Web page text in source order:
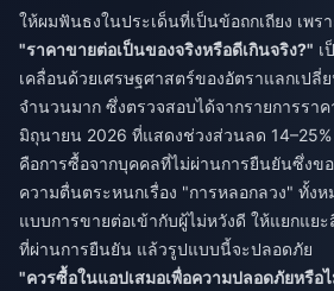
ให้ผมฟันธงในประเด็นที่เป็นข้อถกเถียง เพร
"ราคาขายต่อเป็นของจริงหรือดีเกินจริง?" เ
เคลื่อนด้วยเศรษฐศาสตร์ของอัตราแลกเป
จำนวนมาก ซึ่งตรวจสอบได้จากรายการรา
มิถุนายน 2026 ที่แสดงช่วงส่วนลด
คือการซื้อจากบุคคลที่ไม่ผ่านการยืนยันซึ่งข
ความตื่นตระหนกเรื่อง "การหลอกลวง" ทั้งห
แบบการขายต่อเข้ากับผู้ไม่หวังดี ให้แยกแย
ที่ผ่านการยืนยัน แล้วรูปแบบนี้จะปลอดภัย
"ควรซื้อในแอปเสมอเพื่อความปลอดภัยหรือ